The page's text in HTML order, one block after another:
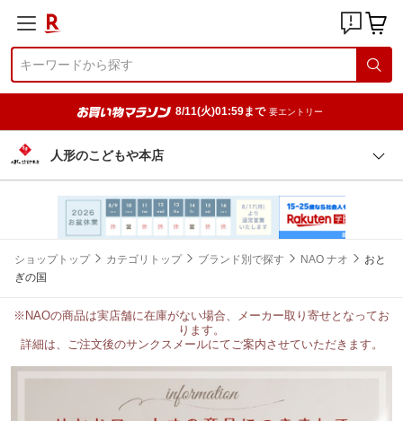
8/11(火)01:59まで 要エントリー
人形のこどもや本店
ショップトップ カテゴリトップ ブランド別で探す NAO ナオ
おと
ぎの国
※NAOの商品は実店舗に在庫がない場合、メーカー取り寄せとなってお
ります。
詳細は、ご注文後のサンクスメールにてご案内させていただきます。